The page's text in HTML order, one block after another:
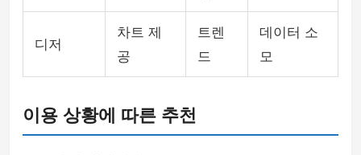
디저
차트 제
공
트렌
드
데이터 소
모
이용 상황에 따른 추천